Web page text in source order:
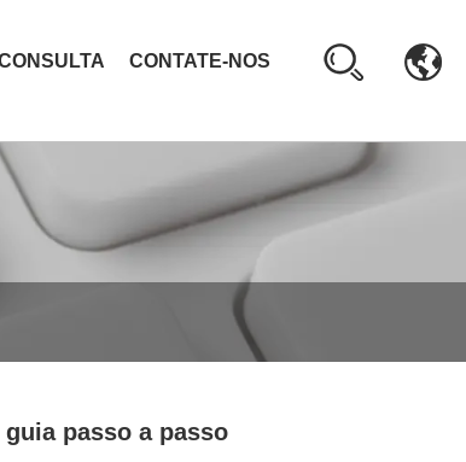
CONTATE-NOS
passo a passo